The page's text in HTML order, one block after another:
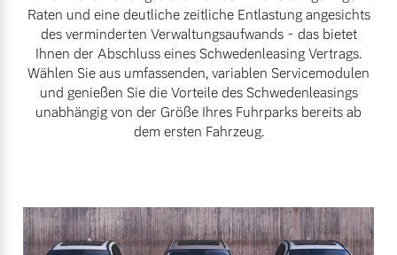
Mehr erfahren
Raten und eine deutliche zeitliche Entlastung angesichts
des verminderten Verwaltungsaufwands - das bietet
Ihnen der Abschluss eines Schwedenleasing Vertrags.
Wählen Sie aus umfassenden, variablen Servicemodulen
und genießen Sie die Vorteile des Schwedenleasings
unabhängig von der Größe Ihres Fuhrparks bereits ab
dem ersten Fahrzeug.